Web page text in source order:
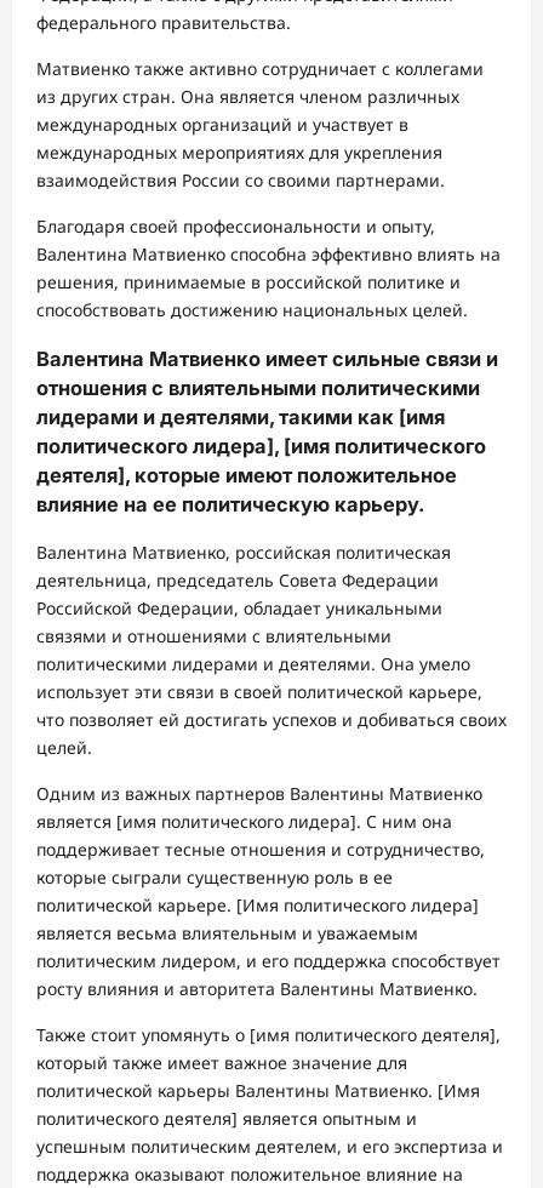
федерального правительства.
Матвиенко также активно сотрудничает с коллегами
из других стран. Она является членом различных
международных организаций и участвует в
международных мероприятиях для укрепления
взаимодействия России со своими партнерами.
Благодаря своей профессиональности и опыту,
Валентина Матвиенко способна эффективно влиять на
решения, принимаемые в российской политике и
способствовать достижению национальных целей.
Валентина Матвиенко имеет сильные связи и
отношения с влиятельными политическими
лидерами и деятелями, такими как [имя
политического лидера], [имя политического
деятеля], которые имеют положительное
влияние на ее политическую карьеру.
Валентина Матвиенко, российская политическая
деятельница, председатель Совета Федерации
Российской Федерации, обладает уникальными
связями и отношениями с влиятельными
политическими лидерами и деятелями. Она умело
использует эти связи в своей политической карьере,
что позволяет ей достигать успехов и добиваться своих
целей.
Одним из важных партнеров Валентины Матвиенко
является [имя политического лидера]. С ним она
поддерживает тесные отношения и сотрудничество,
которые сыграли существенную роль в ее
политической карьере. [Имя политического лидера]
является весьма влиятельным и уважаемым
политическим лидером, и его поддержка способствует
росту влияния и авторитета Валентины Матвиенко.
Также стоит упомянуть о [имя политического деятеля],
который также имеет важное значение для
политической карьеры Валентины Матвиенко. [Имя
политического деятеля] является опытным и
успешным политическим деятелем, и его экспертиза и
поддержка оказывают положительное влияние на